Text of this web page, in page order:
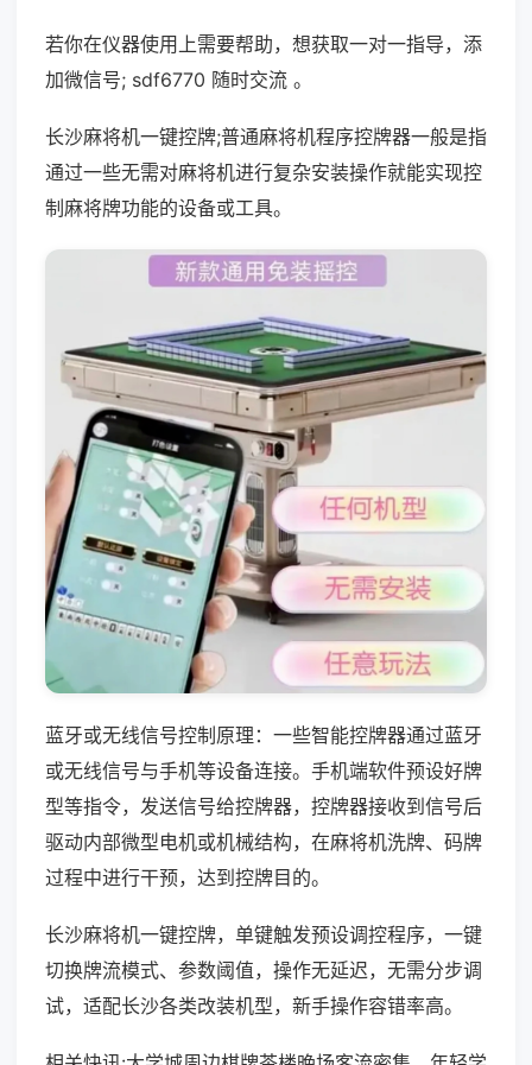
若你在仪器使用上需要帮助，想获取一对一指导，添
加微信号; sdf6770 随时交流 。
长沙麻将机一键控牌;普通麻将机程序控牌器一般是指
通过一些无需对麻将机进行复杂安装操作就能实现控
制麻将牌功能的设备或工具。
蓝牙或无线信号控制原理：一些智能控牌器通过蓝牙
或无线信号与手机等设备连接。手机端软件预设好牌
型等指令，发送信号给控牌器，控牌器接收到信号后
驱动内部微型电机或机械结构，在麻将机洗牌、码牌
过程中进行干预，达到控牌目的。
长沙麻将机一键控牌，单键触发预设调控程序，一键
切换牌流模式、参数阈值，操作无延迟，无需分步调
试，适配长沙各类改装机型，新手操作容错率高。